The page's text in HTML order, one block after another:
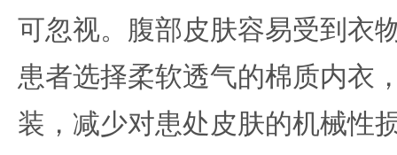
可忽视。腹部皮肤容易受到衣
患者选择柔软透气的棉质内衣
装，减少对患处皮肤的机械性